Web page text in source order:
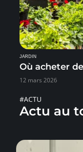
JARDIN
Où acheter
12 mars 2026
#ACTU
Actu au